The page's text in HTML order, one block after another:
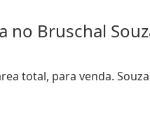
no Bruschal
total, para venda.